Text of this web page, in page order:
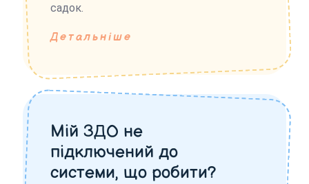
садок.
Детальніше
Мій ЗДО не
підключений до
системи, що робити?